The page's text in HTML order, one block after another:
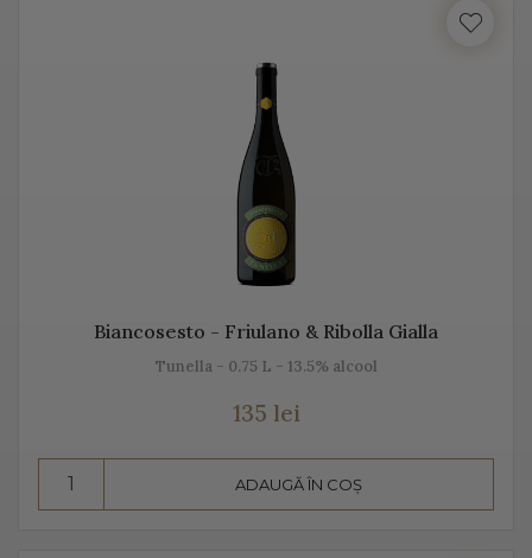
Vă prezentăm mai jos, gama noastră de Prosecco, acest
vin spumant italian, alb sau rose.
Prosecco e cel mai cunoscut vin spumant din Italia. E
adesea comparat cu Champagne, însă ele diferă
struguri folosite.
decât vin spumant, înseamnă aromă și gust deosebit,
Biancosesto - Friulano & Ribolla Gialla
Tunella - 0.75 L - 13.5% alcool
135 lei
ADAUGĂ ÎN COȘ